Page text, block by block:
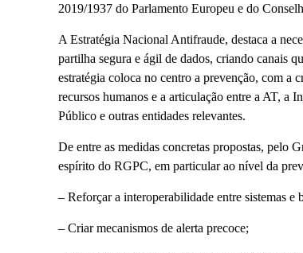
2019/1937 do Parlamento Europeu e do
A Estratégia Nacional Antifraude, destaca a
partilha segura e ágil de dados, criando canais
estratégia coloca no centro a prevenção, com a
recursos humanos e a articulação entre a AT, a
Público e outras entidades relevantes.
De entre as medidas concretas propostas, pelo
espírito do RGPC, em particular ao nível da
– Reforçar a interoperabilidade entre sistemas e
– Criar mecanismos de alerta precoce;